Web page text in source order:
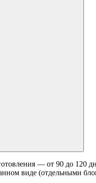
— от 90 до 120
виде (отдельными